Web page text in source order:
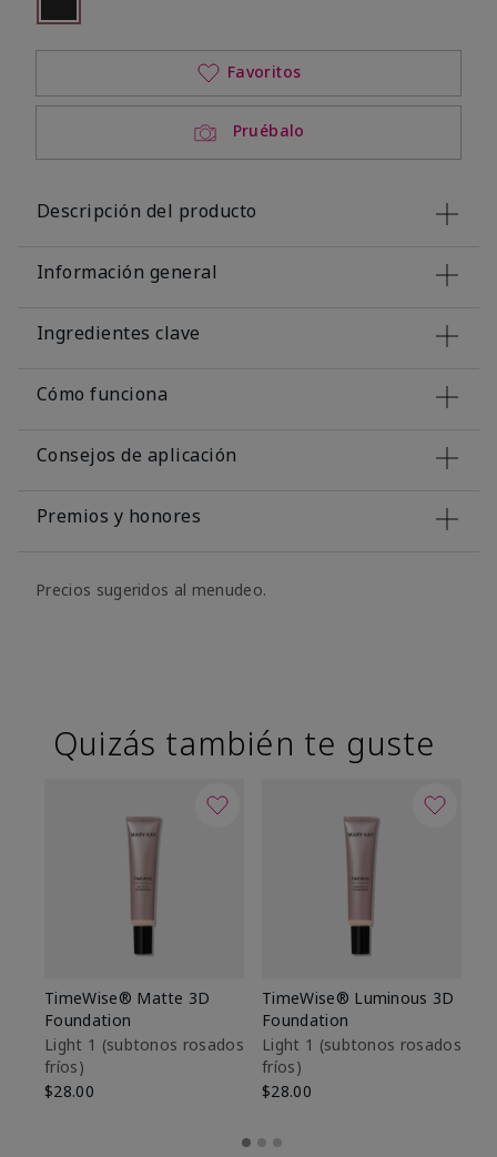
seleccionado
Out of stock
Pruébalo
Favoritos
Descripción del producto
Información general
Ingredientes clave
Cómo funciona
Consejos de aplicación
Premios y honores
Precios sugeridos al menudeo.
Quizás también te guste
TimeWise® Matte 3D
Foundation
Light 1​ (subtonos rosados
fríos)
$28.00
TimeWise® Luminous 3D
Foundation
Light 1​ (subtonos rosados
fríos)
$28.00